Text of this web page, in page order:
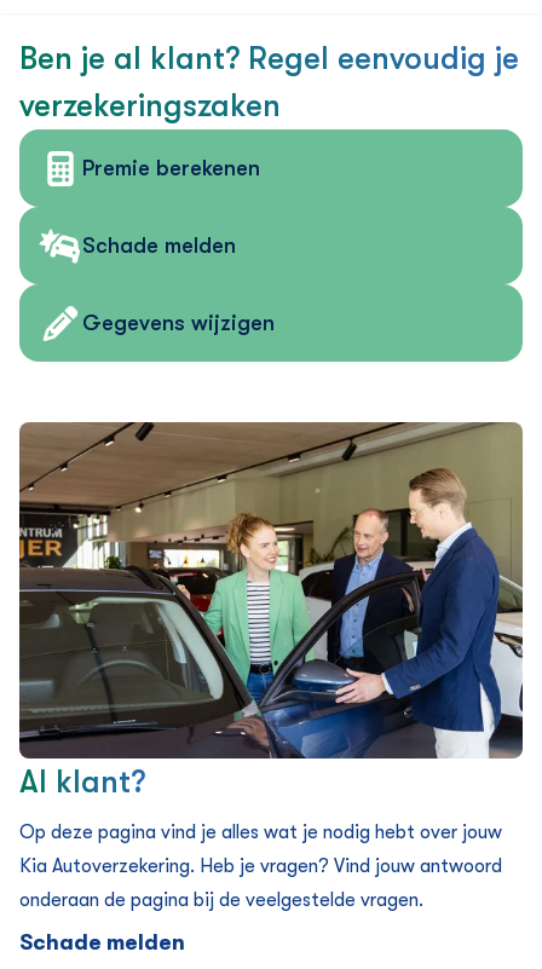
Ben je al klant? Regel eenvoudig je
verzekering­szaken
Premie berekenen
Schade melden
Gegevens wijzigen
Al klant?
Op deze pagina vind je alles wat je nodig hebt over jouw
Kia Auto­verzekering. Heb je vragen? Vind jouw antwoord
onderaan de pagina bij de veelgestelde vragen.
Schade melden